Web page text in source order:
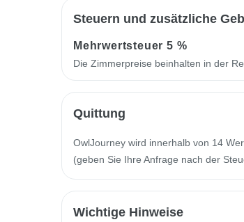
Steuern und zusätzliche
Mehrwertsteuer5 %
Die Zimmerpreise beinhalten in der
Quittung
OwlJourney wird innerhalb von 14
(geben Sie Ihre Anfrage nach der
Wichtige Hinweise